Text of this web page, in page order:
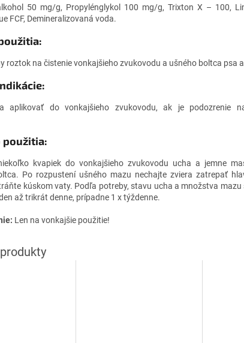
50 mg/g, Propylénglykol 100 mg/g, Trixton X – 100,
FCF, Demineralizovaná voda.
roztok na čistenie vonkajšieho zvukovodu a ušného boltca psa
aplikovať do vonkajšieho zvukovodu, ak je podozrenie
použitia:
kvapiek do vonkajšieho zvukovodu ucha a jemne
Po rozpustení ušného mazu nechajte zviera zatrepať
kúskom vaty. Podľa potreby, stavu ucha a množstva mazu
až trikrát denne, prípadne 1 x týždenne.
Len na vonkajšie použitie!